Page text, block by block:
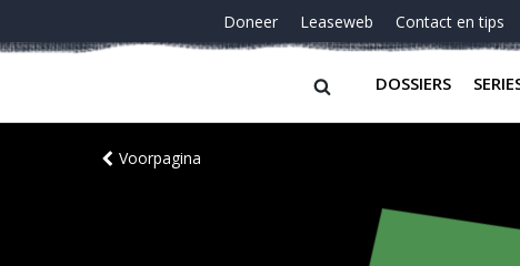
Doneer Leaseweb Contact en tips
DOSSIERS
Voorpagina